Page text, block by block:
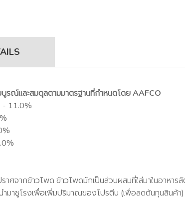
รณ์และสมดุลตามมาตรฐานที่กำหนดโดย AAFCO
11.0%
ศจากข้าวโพด ข้าวโพดมักเป็นส่วนผสมที่ใส่มาในอาหา
มาชูโรงเพื่อเพิ่มปริมาณของโปรตีน (เพื่อลดต้นทุนสินค้า)